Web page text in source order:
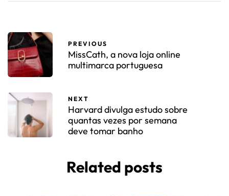
PREVIOUS
MissCath, a nova loja online
multimarca portuguesa
NEXT
Harvard divulga estudo sobre
quantas vezes por semana
deve tomar banho
Related posts